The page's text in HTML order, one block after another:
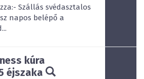
Szállás svédasztalos
napos belépő a
kúra
éjszaka